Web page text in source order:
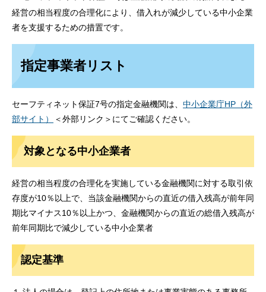
経営の相当程度の合理化により、借入れが減少している中小企業
者を支援するための措置です。​
指定事業者リスト
セーフティネット保証7号の指定金融機関は、 中小企業庁HP（外
部サイト）
＜外部リンク＞ にてご確認ください。
対象となる中小企業者
経営の相当程度の合理化を実施している金融機関に対する取引依
存度が10％以上で、当該金融機関からの直近の借入残高が前年同
期比マイナス10％以上かつ、金融機関からの直近の総借入残高が
前年同期比で減少している中小企業者
認定基準